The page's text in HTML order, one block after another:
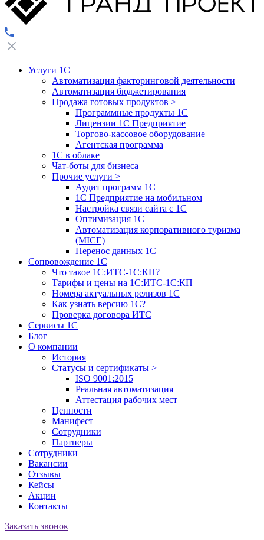
Услуги 1С
Автоматизация факторинговой деятельности
Автоматизация бюджетирования
Продажа готовых продуктов >
Программные продукты 1С
Лицензии 1С Предприятие
Торгово-кассовое оборудование
Агентская программа
1С в облаке
Чат-боты для бизнеса
Прочие услуги >
Аудит программ 1С
1С Предприятие на мобильном
Настройка связи сайта с 1С
Оптимизация 1С
Автоматизация корпоративного туризма
(MICE)
Перенос данных 1С
Сопровождение 1С
Что такое 1С:ИТС-1С:КП?
Тарифы и цены на 1С:ИТС-1С:КП
Номера актуальных релизов 1С
Как узнать версию 1С?
Проверка договора ИТС
Сервисы 1С
Блог
О компании
История
Статусы и сертификаты >
ISO 9001:2015
Реальная автоматизация
Аттестация рабочих мест
Ценности
Манифест
Сотрудники
Партнеры
Сотрудники
Вакансии
Отзывы
Кейсы
Акции
Контакты
Заказать звонок